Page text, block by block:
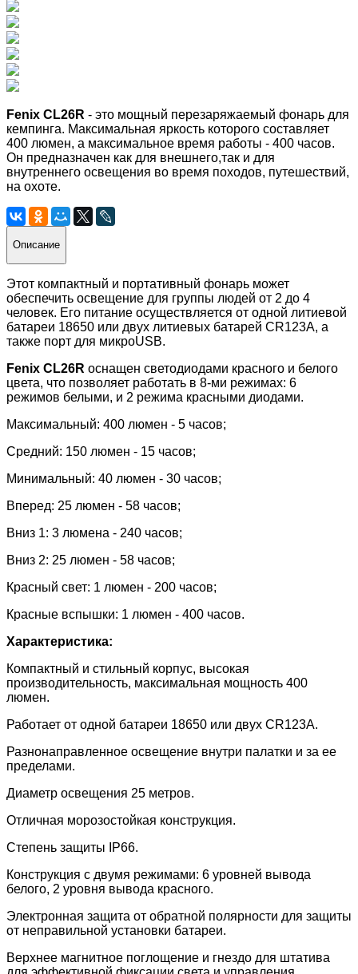
Fenix CL26R - это мощный перезаряжаемый фонарь для
кемпинга. Максимальная яркость которого составляет
400 люмен, а максимальное время работы - 400 часов.
Он предназначен как для внешнего,так и для
внутреннего освещения во время походов, путешествий,
на охоте.
Описание
Этот компактный и портативный фонарь может
обеспечить освещение для группы людей от 2 до 4
человек. Его питание осуществляется от одной литиевой
батареи 18650 или двух литиевых батарей CR123A, а
также порт для микроUSB.
Fenix CL26R оснащен светодиодами красного и белого
цвета, что позволяет работать в 8-ми режимах: 6
режимов белыми, и 2 режима красными диодами.
Максимальный: 400 люмен - 5 часов;
Средний: 150 люмен - 15 часов;
Минимальный: 40 люмен - 30 часов;
Вперед: 25 люмен - 58 часов;
Вниз 1: 3 люмена - 240 часов;
Вниз 2: 25 люмен - 58 часов;
Красный свет: 1 люмен - 200 часов;
Красные вспышки: 1 люмен - 400 часов.
Характеристика:
Компактный и стильный корпус, высокая
производительность, максимальная мощность 400
люмен.
Работает от одной батареи 18650 или двух CR123A.
Разнонаправленное освещение внутри палатки и за ее
пределами.
Диаметр освещения 25 метров.
Отличная морозостойкая конструкция.
Степень защиты IP66.
Конструкция с двумя режимами: 6 уровней вывода
белого, 2 уровня вывода красного.
Электронная защита от обратной полярности для защиты
от неправильной установки батареи.
Верхнее магнитное поглощение и гнездо для штатива